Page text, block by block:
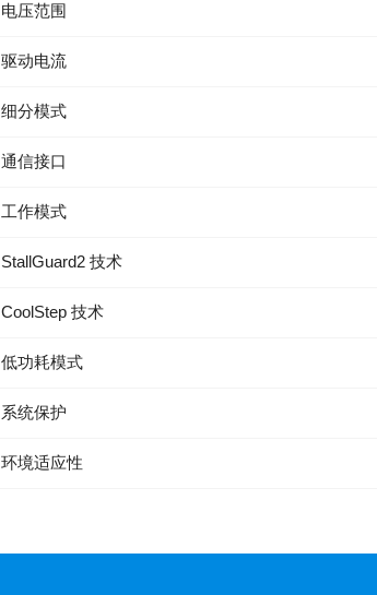
电压范围
驱动电流
细分模式
通信接口
工作模式
StallGuard2 技术
CoolStep 技术
低功耗模式
系统保护
环境适应性